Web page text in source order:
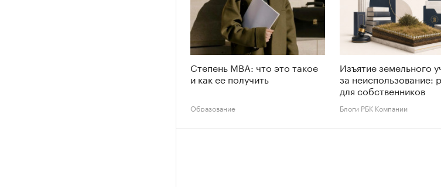
Степень MBA: что это такое
и как ее получить
Образование
Изъятие земельного
за неиспользование:
для собственников
Блоги РБК Компании